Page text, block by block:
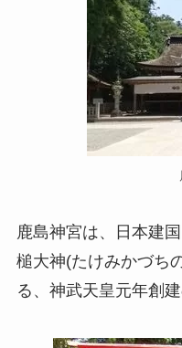
鹿島神宮は、日本建
槌大神(たけみかづち
る、神武天皇元年創